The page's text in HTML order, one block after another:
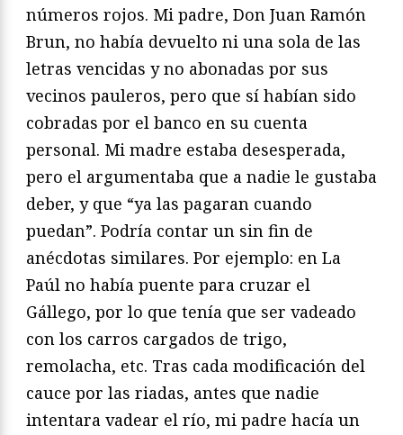
números rojos. Mi padre, Don Juan Ramón
Brun, no había devuelto ni una sola de las
letras vencidas y no abonadas por sus
vecinos pauleros, pero que sí habían sido
cobradas por el banco en su cuenta
personal. Mi madre estaba desesperada,
pero el argumentaba que a nadie le gustaba
deber, y que “ya las pagaran cuando
puedan”. Podría contar un sin fin de
anécdotas similares. Por ejemplo: en La
Paúl no había puente para cruzar el
Gállego, por lo que tenía que ser vadeado
con los carros cargados de trigo,
remolacha, etc. Tras cada modificación del
cauce por las riadas, antes que nadie
intentara vadear el río, mi padre hacía un